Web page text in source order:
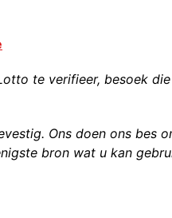
te verifieer, besoek die
Ons doen ons bes
bron wat u kan